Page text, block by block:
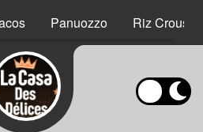
Panuozzo Riz Crousty